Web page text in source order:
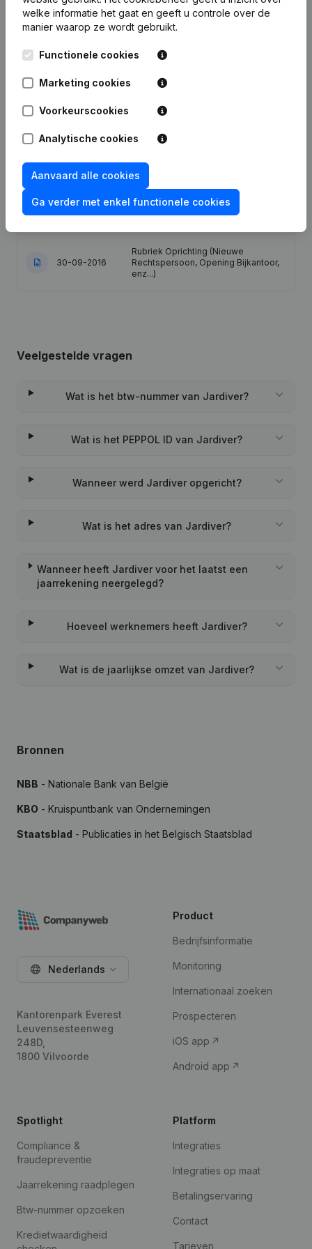
Publicatiesvan Jardiver
Statuten (Vertaling, Coördinatie,
Overige Wijzigingen, …) - Wijziging
Ontslagnemingen - Benoemingen -
Maatschappelijke Zetel
08-03-2017 Maatschappelijke Zetel
30-09-2016
Rubriek Oprichting (Nieuwe
Rechtspersoon, Opening Bijkantoor,
enz...)
Veelgestelde vragen
Wat is het btw-nummer van Jardiver?
Wat is het PEPPOL ID van Jardiver?
Wanneer werd Jardiver opgericht?
Wat is het adres van Jardiver?
Wanneer heeft Jardiver voor het laatst een
jaarrekening neergelegd?
Hoeveel werknemers heeft Jardiver?
Wat is de jaarlijkse omzet van Jardiver?
Bronnen
NBB - Nationale Bank van België
KBO - Kruispuntbank van Ondernemingen
Staatsblad - Publicaties in het Belgisch Staatsblad
welke informatie het gaat en geeft u controle over de
manier waarop ze wordt gebruikt.
Functionele cookies
Marketing cookies
Voorkeurscookies
Analytische cookies
Aanvaard alle cookies
Ga verder met enkel functionele cookies
Nederlands
Kantorenpark Everest
Leuvensesteenweg
248D,
1800 Vilvoorde
Product
Bedrijfsinformatie
Monitoring
Internationaal zoeken
Prospecteren
iOS app
Android app
Spotlight
Compliance &
fraudepreventie
Jaarrekening raadplegen
Btw-nummer opzoeken
Kredietwaardigheid
Platform
Integraties
Integraties op maat
Betalingservaring
Contact
Tarieven